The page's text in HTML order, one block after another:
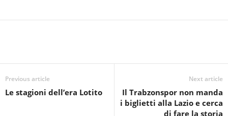
Previous article
Le stagioni dell’era Lotito
Next article
Il Trabzonspor non manda
i biglietti alla Lazio e cerca
di fare la storia